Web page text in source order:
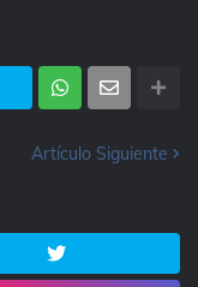
Artículo Siguiente